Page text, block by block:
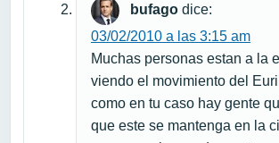
bufago dice:
03/02/2010 a las 3:15 am
Muchas personas estan a la
viendo el movimiento del
como en tu caso hay gente
que este se mantenga en la